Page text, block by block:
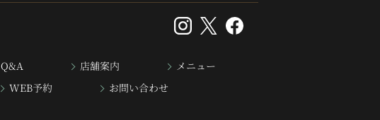
Q&A 店舗案内
メニュー
WEB予約 お問い合わせ